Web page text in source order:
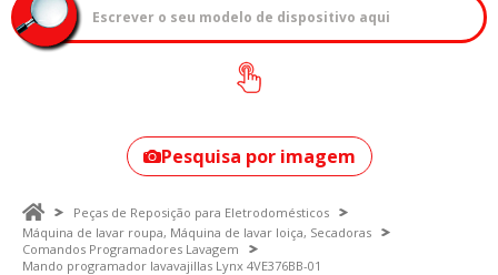
Como encontrar
o seu modelo?
Pesquisa por imagem
Peças de Reposição para Eletrodomésticos
Máquina de lavar roupa, Máquina de lavar loiça, Secadoras
Comandos Programadores Lavagem
Mando programador lavavajillas Lynx 4VE376BB-01